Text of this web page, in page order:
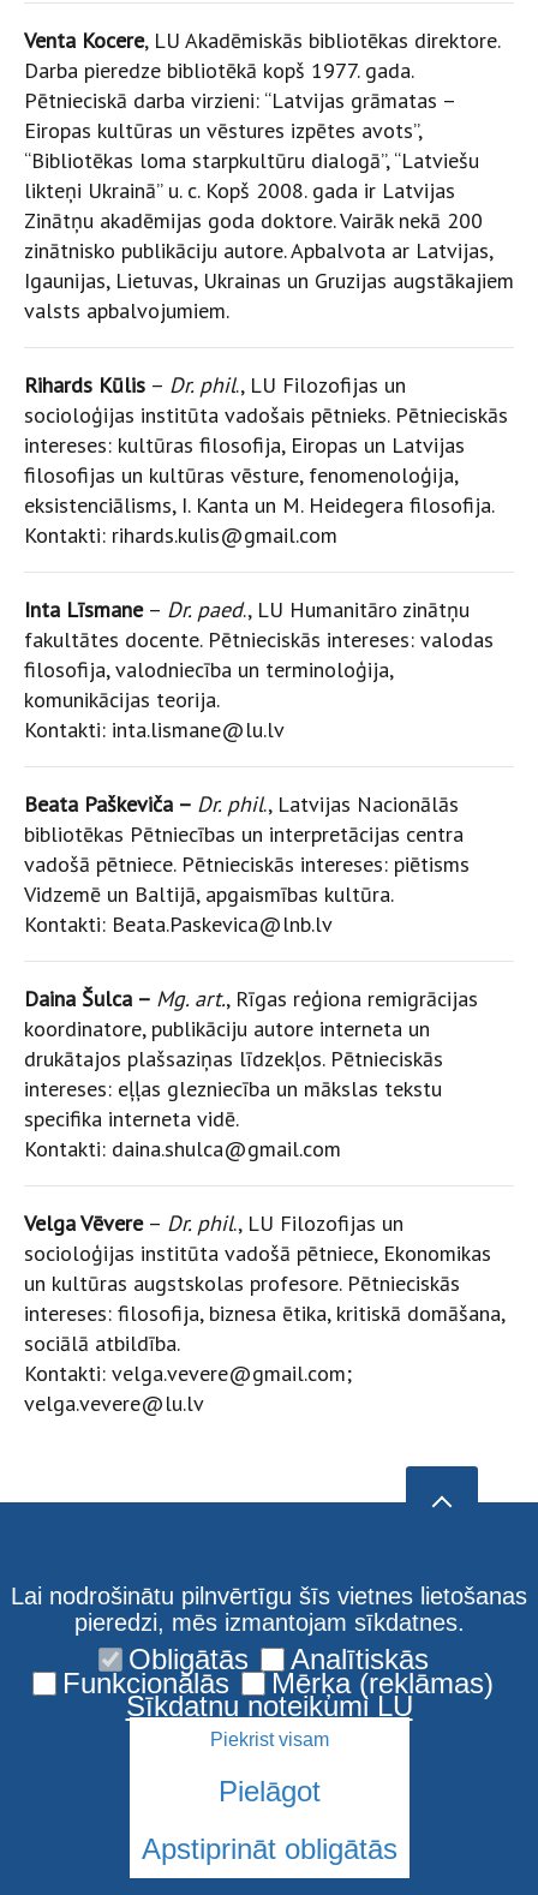
Venta Kocere, LU Akadēmiskās bibliotēkas direktore.
Darba pieredze bibliotēkā kopš 1977. gada.
Pētnieciskā darba virzieni: “Latvijas grāmatas –
Eiropas kultūras un vēstures izpētes avots”,
“Bibliotēkas loma starpkultūru dialogā”, “Latviešu
likteņi Ukrainā” u. c. Kopš 2008. gada ir Latvijas
Zinātņu akadēmijas goda doktore. Vairāk nekā 200
zinātnisko publikāciju autore. Apbalvota ar Latvijas,
Igaunijas, Lietuvas, Ukrainas un Gruzijas augstākajiem
valsts apbalvojumiem.
Rihards Kūlis – Dr. phil., LU Filozofijas un
socioloģijas institūta vadošais pētnieks. Pētnieciskās
intereses: kultūras filosofija, Eiropas un Latvijas
filosofijas un kultūras vēsture, fenomenoloģija,
eksistenciālisms, I. Kanta un M. Heidegera filosofija.
Kontakti: rihards.kulis@gmail.com
Inta Līsmane– Dr. paed., LU Humanitāro zinātņu
fakultātes docente. Pētnieciskās intereses: valodas
filosofija, valodniecība un terminoloģija,
komunikācijas teorija.
Kontakti: inta.lismane@lu.lv­
Beata Paškeviča – Dr. phil., Latvijas Nacionālās
bibliotēkas Pētniecības un interpretācijas centra
vadošā pētniece. Pētnieciskās intereses: piētisms
Vidzemē un Baltijā, apgaismības kultūra.
Kontakti: Beata.Paskevica@lnb.lv
Daina Šulca – Mg. art., Rīgas reģiona remigrācijas
koordinatore, publikāciju autore interneta un
drukātajos plašsaziņas līdzekļos. Pētnieciskās
intereses: eļļas glezniecība un mākslas tekstu
specifika interneta vidē.
Kontakti: daina.shulca@gmail.com
Velga Vēvere– Dr. phil., LU Filozofijas un
socioloģijas institūta vadošā pētniece, Ekonomikas
un kultūras augstskolas profesore. Pētnieciskās
intereses: filosofija, biznesa ētika, kritiskā domāšana,
sociālā atbildība.
Kontakti: velga.vevere@gmail.com;
velga.vevere@lu.lv
© 2026 Latvijas Universitāte. Visas tiesības aizsargātas
Lai nodrošinātu pilnvērtīgu šīs vietnes lietošanas
pieredzi, mēs izmantojam sīkdatnes.
Obligātās Analītiskās
Funkcionālās Mērķa (reklāmas)
Sīkdatņu noteikumi LU
Piekrist visam
Pielāgot
Apstiprināt obligātās